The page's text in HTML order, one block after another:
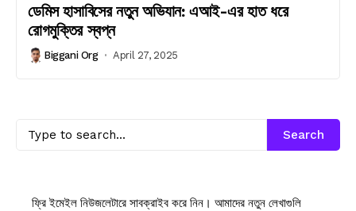
ডেমিস হাসাবিসের নতুন অভিযান: এআই-এর হাত ধরে
রোগমুক্তির স্বপ্ন
Biggani Org April 27, 2025
Search
ফ্রি ইমেইল নিউজলেটারে সাবক্রাইব করে নিন। আমাদের নতুন লেখাগুলি